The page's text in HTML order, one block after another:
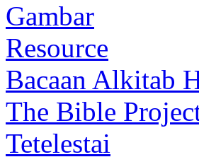
Gambar
Resource
Bacaan Alkitab
The Bible
Tetelestai